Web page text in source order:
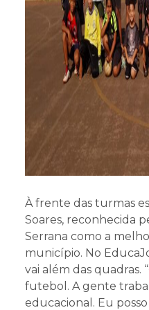
À frente das turmas
Soares, reconhecida
Serrana como a
município. No
vai além das quadras.
futebol. A gente
educacional. Eu